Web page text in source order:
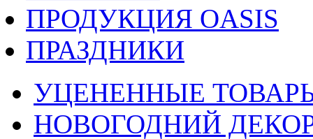
ПРОДУКЦИЯ OASIS
ПРАЗДНИКИ
УЦЕНЕННЫЕ
НОВОГОДНИЙ